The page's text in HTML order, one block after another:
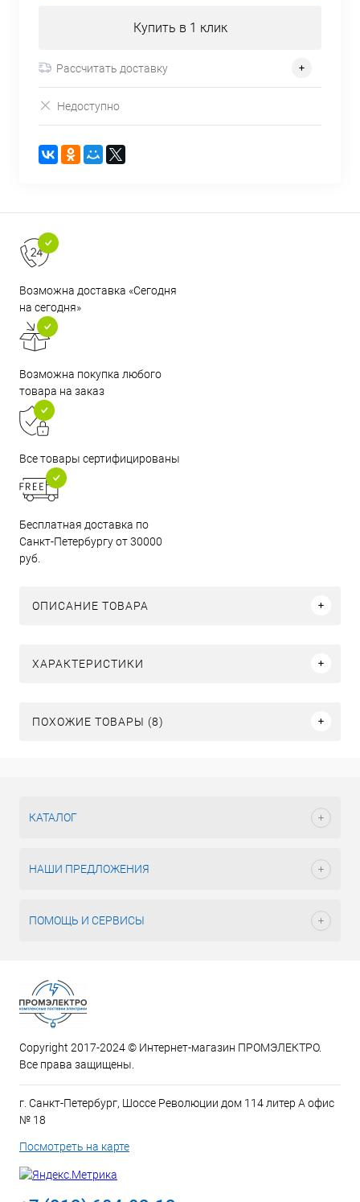
Купить в 1 клик
Рассчитать доставку
Недоступно
Возможна доставка «Сегодня
на сегодня»
Возможна покупка любого
товара на заказ
Все товары сертифицированы
Бесплатная доставка по
Санкт-Петербургу от 30000
руб.
ОПИСАНИЕ ТОВАРА
ХАРАКТЕРИСТИКИ
ПОХОЖИЕ ТОВАРЫ (8)
КАТАЛОГ
НАШИ ПРЕДЛОЖЕНИЯ
ПОМОЩЬ И СЕРВИСЫ
Copyright 2017-2024 © Интернет-магазин ПРОМЭЛЕКТРО.
Все права защищены.
г. Санкт-Петербург, Шоссе Революции дом 114 литер А офис
№ 18
Посмотреть на карте